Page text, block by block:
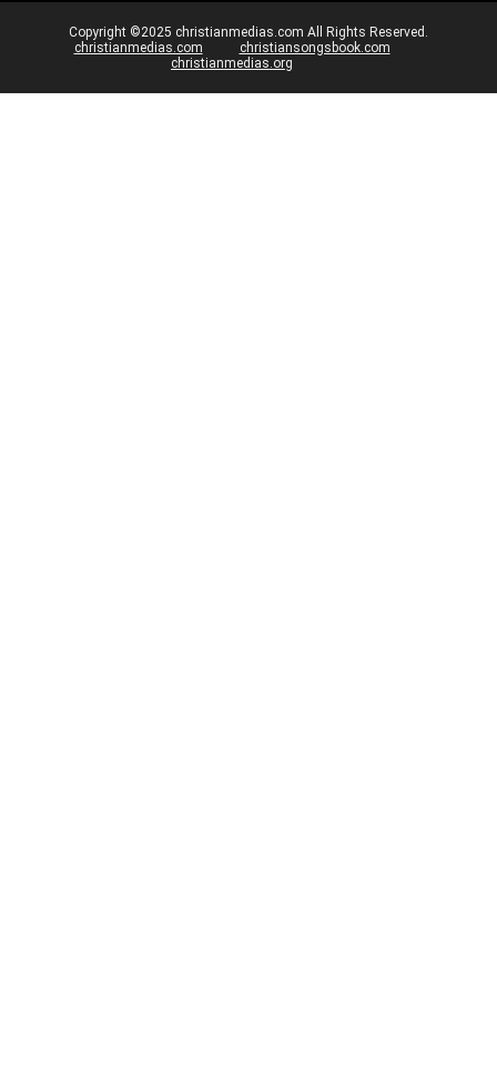
Copyright ©2025 christianmedias.com All Rights Reserved.
christianmedias.com
christiansongsbook.com
christianmedias.org